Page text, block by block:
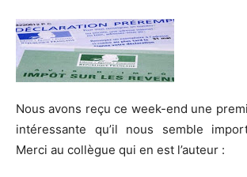
Nous avons reçu ce week-end une
intéressante qu’il nous semble
Merci au collègue qui en est l’auteur :